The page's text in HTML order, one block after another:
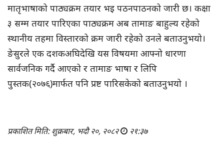
मातृभाषाको पाठ्यक्रम तयार भइ पठनपाठनको जारी छ। कक्षा
३ सम्म तयार पारिएका पाठ्यक्रम अब तामाङ बाहुल्य रहेको
स्थानीय तहमा विस्तारको क्रम जारी रहेको उनले बताउनुभयो।
ङेसुरले एक दशकअघिदेखि यस विषयमा आफ्नो धारणा
सार्वजनिक गर्दै आएको र तामाङ भाषा र लिपि
पुस्तक(२०७६)मार्फत पनि प्रष्ट पारिसकेको बताउनुभयो ।
प्रकाशित मिति: शुक्रबार, भदौ २०, २०८२ २१:३७